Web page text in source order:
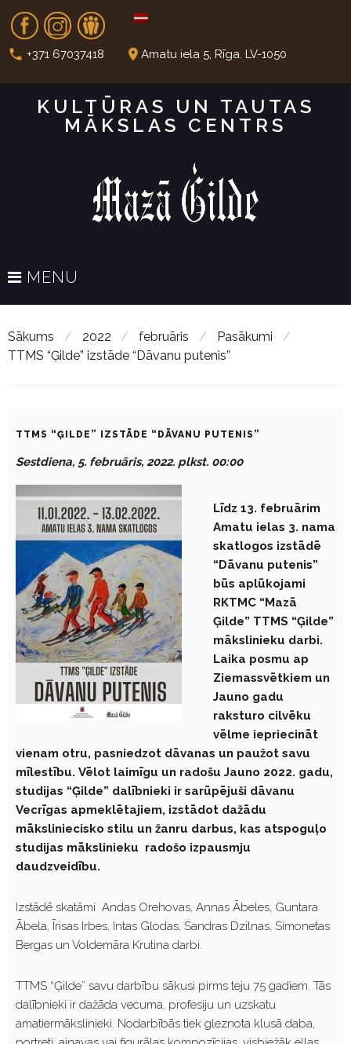
t
Fb In Dr
call +371 67037418 place Amatu iela 5, Rīga. LV-1050
KULTŪRAS UN TAUTAS
MĀKSLAS CENTRS
MENU
Sākums / 2022 / februāris / Pasākumi
/
TTMS “Ģilde” izstāde “Dāvanu putenis”
TTMS “ĢILDE” IZSTĀDE “DĀVANU PUTENIS”
Sestdiena, 5. februāris, 2022. plkst. 00:00
Līdz 13. februārim
Amatu ielas 3. nama
skatlogos izstādē
“Dāvanu putenis”
būs aplūkojami
RKTMC “Mazā
Ģilde” TTMS “Ģilde”
mākslinieku darbi.
Laika posmu ap
Ziemassvētkiem un
Jauno gadu
raksturo cilvēku
vēlme iepriecināt
vienam otru, pasniedzot dāvanas un paužot savu
mīlestību. Vēlot laimīgu un radošu Jauno 2022. gadu,
studijas “Ģilde” dalībnieki ir sarūpējuši dāvanu
Vecrīgas apmeklētajiem, izstādot dažādu
māksliniecisko stilu un žanru darbus, kas atspoguļo
studijas mākslinieku radošo izpausmju
daudzveidību.
Izstādē skatāmi Andas Orehovas, Annas Ābeles, Guntara
Ābela, Īrisas Irbes, Intas Glodas, Sandras Dzilnas, Simonetas
Bergas un Voldemāra Krutina darbi.
TTMS “Ģilde” savu darbību sākusi pirms teju 75 gadiem. Tās
dalībnieki ir dažāda vecuma, profesiju un uzskatu
amatiermākslinieki. Nodarbībās tiek gleznota klusā daba,